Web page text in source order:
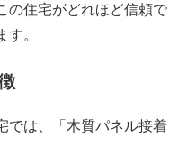
の住宅がどれほど信頼で
す。
では、「木質パネル接着